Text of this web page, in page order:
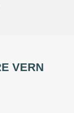
VERN